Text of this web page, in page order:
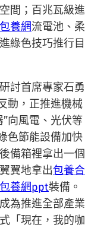
間；百兆瓦級進
包養網流電池、柔
綠色技巧推行目
討首席專家石勇
動，正推進機械
向風電、光伏等
色節能設備加快
備箱裡拿出一個
翼地拿出包養合
包養網ppt裝備。
為推進全部產業
「現在，我的咖